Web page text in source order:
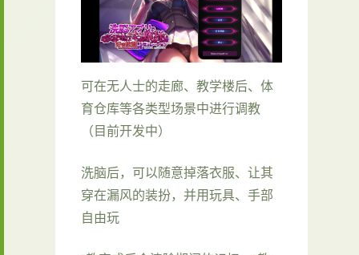
可在无人士的走廊、教学楼后、体
育仓库等各类型场景中进行调教
（目前开发中）
洗脑后，可以随意掉落衣服、让其
穿在漏风的装扮，并用玩具、手部
自由玩